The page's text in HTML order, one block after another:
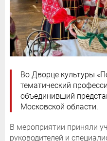
Во Дворце культуры
тематический
объединивший
Московской области.
В мероприятии приняли
руководителей и